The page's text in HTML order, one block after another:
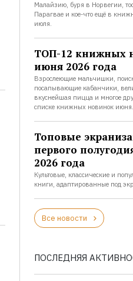
Малайзию, буря в Норвегии,
Парагвае и кое-что ещё в
июля.
ТОП-12 книжных
июня 2026 года
Взрослеющие мальчишки,
посапывающие кабанчики,
вкуснейшая пицца и многое
списке книжных новинок июня.
Топовые
первого
2026 года
Культовые, классические и
книги, адаптированные под
Все новости
ПОСЛЕДНЯЯ